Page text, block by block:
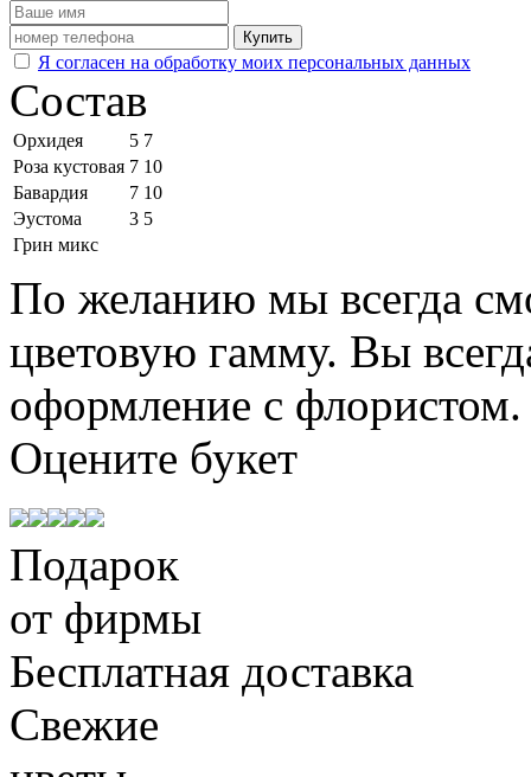
Купить
Я согласен на обработку моих персональных данных
Состав
Орхидея 5 7
Роза кустовая 7 10
Бавардия
7 10
Эустома
3 5
Грин микс
По желанию мы всегда
цветовую гамму. Вы
оформление с флористом.
Оцените букет
Подарок
от фирмы
Бесплатная доставка
Свежие